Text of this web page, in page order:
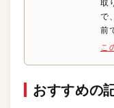
取
で
前
こ
おすすめの